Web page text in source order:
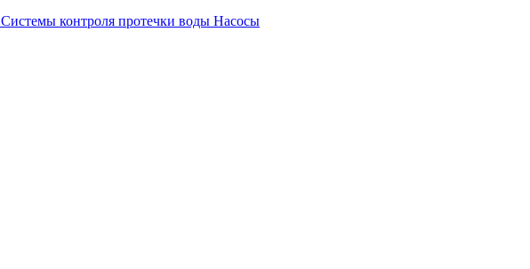
Системы контроля протечки воды Насосы